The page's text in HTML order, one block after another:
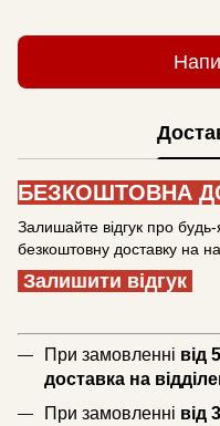
БЕЗКОШТОВНА
Залишайте відгук про
безкоштовну доставку на
Залишити відгук
При замовленні від
доставка на
При замовленні від